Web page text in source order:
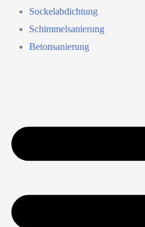
Sockelabdichtung
Schimmelsanierung
Betonsanierung